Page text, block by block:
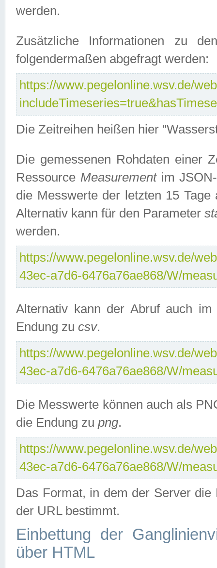
werden.
Zusätzliche Informationen zu
folgendermaßen abgefragt werden:
https://www.pegelonline.wsv.de/
Die Zeitreihen heißen hier
Die gemessenen Rohdaten einer
Ressource Measurementim JSON-
die Messwerte der letzten 15
Alternativ kann für den Parameter
werden.
https://www.pegelonline.wsv.de/
43ec-a7d6-6476a76ae868/W/
Alternativ kann der Abruf auch
Endung zu csv.
https://www.pegelonline.wsv.de/
43ec-a7d6-6476a76ae868/W/
Die Messwerte können auch als
die Endung zu png.
https://www.pegelonline.wsv.de/
43ec-a7d6-6476a76ae868/W/
Das Format, in dem der Server
der URL bestimmt.
Einbettung der
über HTML